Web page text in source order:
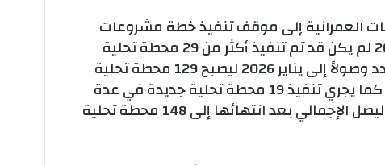
العمرانية إلى موقف تنفيذ خطة مشروعات
تحلية مياه البحر، لافتة إلى أنه حتى عام 2014 لم يكن قد تم تنفيذ أكثر من 29 محطة تحلية
بطاقة إجمالية 99.8 ألف م3/يوم، ليزداد العدد وصولاً إلى يناير 2026 ليصبح 129 محطة تحلية
قائمة بطاقة إجمالية 1.411 مليون م3/يوم، كما يجري تنفيذ 19 محطة تحلية جديدة في عدة
محافظات بطاقة إجمالية 687 ألف م3/يوم، ليصل الإجمالي بعد انتهائها إلى 148 محطة تحلية